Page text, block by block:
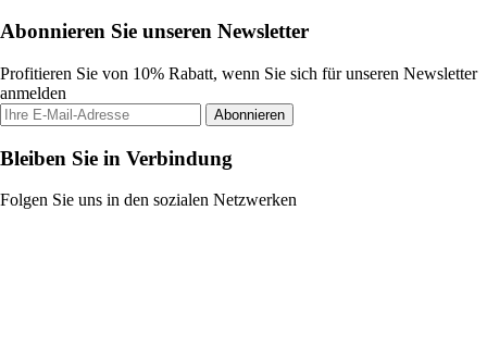
Abonnieren Sie unseren Newsletter
Profitieren Sie von 10% Rabatt, wenn Sie sich für unseren Newsletter
anmelden
Abonnieren
Bleiben Sie in Verbindung
Folgen Sie uns in den sozialen Netzwerken